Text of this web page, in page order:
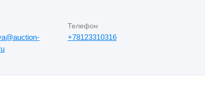
Телефон
+78123310316